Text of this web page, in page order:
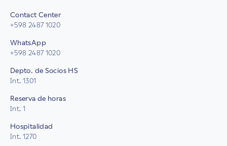
Contact Center
+598 2487 1020
WhatsApp
+598 2487 1020
Depto. de Socios HS
Int. 1301
Reserva de horas
Int. 1
Hospitalidad
Int. 1270